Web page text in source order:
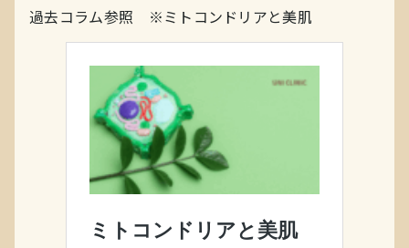
過去コラム参照 ※ミトコンドリアと美肌